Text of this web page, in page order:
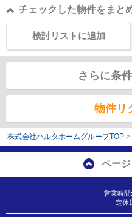
チェックした物件をまと
検討リストに追加
さらに条
物件リ
株式会社ハルタホームグループTOP >
ペー
営業時
定休